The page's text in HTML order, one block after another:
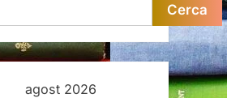
Cerca
agost 2026